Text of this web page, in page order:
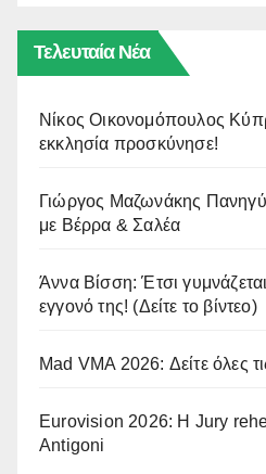
Τελευταία Νέα
Νίκος Οικονομόπουλος
εκκλησία προσκύνησε!
Γιώργος Μαζωνάκης
με Βέρρα & Σαλέα
Άννα Βίσση: Έτσι
εγγονό της! (Δείτε το βίντεο)
Mad VMA 2026: Δείτε όλες
Eurovision 2026: Η Jury
Antigoni